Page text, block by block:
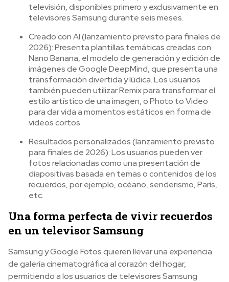
televisión, disponibles primero y exclusivamente en
televisores Samsung durante seis meses.
Creado con AI (lanzamiento previsto para finales de
2026): Presenta plantillas temáticas creadas con
Nano Banana, el modelo de generación y edición de
imágenes de Google DeepMind, que presenta una
transformación divertida y lúdica. Los usuarios
también pueden utilizar Remix para transformar el
estilo artístico de una imagen, o Photo to Video
para dar vida a momentos estáticos en forma de
videos cortos.
Resultados personalizados (lanzamiento previsto
para finales de 2026): Los usuarios pueden ver
fotos relacionadas como una presentación de
diapositivas basada en temas o contenidos de los
recuerdos, por ejemplo, océano, senderismo, París,
etc.
Una forma perfecta de vivir recuerdos
en un televisor Samsung
Samsung y Google Fotos quieren llevar una experiencia
de galería cinematográfica al corazón del hogar,
permitiendo a los usuarios de televisores Samsung